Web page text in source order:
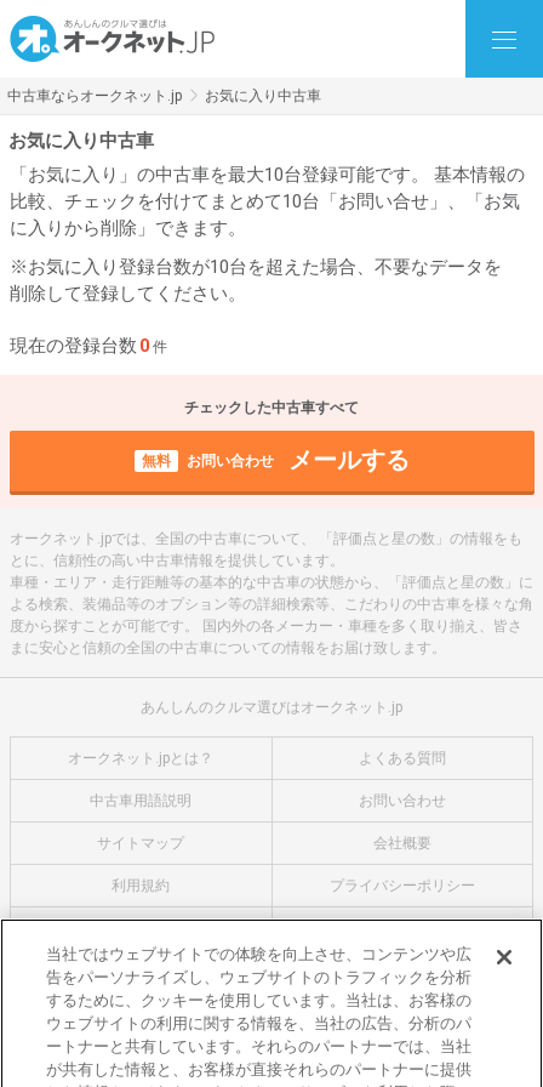
中古車ならオークネット.jp お気に入り中古車
お気に入り中古車
「お気に入り」の中古車を最大10台登録可能です。 基本情報の
比較、チェックを付けてまとめて10台「お問い合せ」、「お気
に入りから削除」できます。
※お気に入り登録台数が10台を超えた場合、不要なデータを
削除して登録してください。
現在の登録台数 0 件
チェックした中古車すべて
無料 お問い合わせ メールする
オークネット.jpでは、全国の中古車について、 「評価点と星の数」の情報をも
とに、信頼性の高い中古車情報を提供しています。
車種・エリア・走行距離等の基本的な中古車の状態から、「評価点と星の数」に
よる検索、装備品等のオプション等の詳細検索等、こだわりの中古車を様々な角
度から探すことが可能です。 国内外の各メーカー・車種を多く取り揃え、皆さ
まに安心と信頼の全国の中古車についての情報をお届け致します。
あんしんのクルマ選びはオークネット.jp
オークネット.jpとは？ よくある質問
中古車用語説明 お問い合わせ
サイトマップ 会社概要
利用規約 プライバシーポリシー
オークネットのその他のサービス
バイク関連サービス
中古バイクを探すならバイクの窓口
レンタルバイクに乗るならモトオークレンタルバイク
当社ではウェブサイトでの体験を向上させ、コンテンツや広
告をパーソナライズし、ウェブサイトのトラフィックを分析
するために、クッキーを使用しています。当社は、お客様の
ウェブサイトの利用に関する情報を、当社の広告、分析のパ
ートナーと共有しています。それらのパートナーでは、当社
が共有した情報と、お客様が直接それらのパートナーに提供